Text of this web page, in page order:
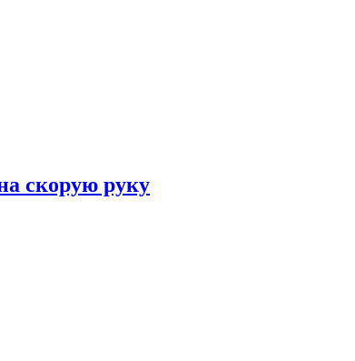
скорую руку